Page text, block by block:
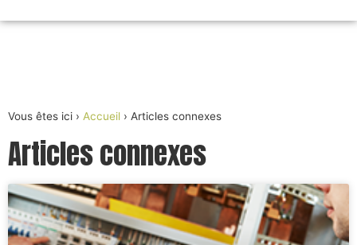
Vous êtes ici › Accueil › Articles connexes
Articles connexes